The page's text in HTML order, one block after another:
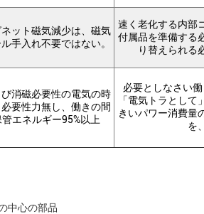
ット磁気減少は、磁気
手入れ不要ではない。
速く老化する内部
付属品を準備する
り替えられる
消磁必要性の電気の時
要性力無し、働きの間
エネルギー95%以上
必要としなさい
「電気トラとして
きいパワー消費量
を、
中心の部品